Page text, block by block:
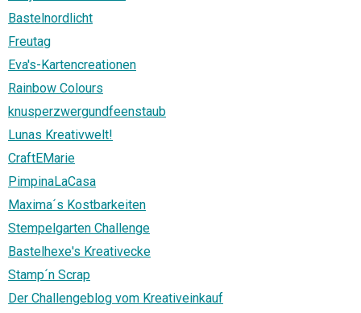
Bastelnordlicht
Freutag
Eva's-Kartencreationen
Rainbow Colours
knusperzwergundfeenstaub
Lunas Kreativwelt!
CraftEMarie
PimpinaLaCasa
Maxima´s Kostbarkeiten
Stempelgarten Challenge
Bastelhexe's Kreativecke
Stamp´n Scrap
Der Challengeblog vom Kreativeinkauf